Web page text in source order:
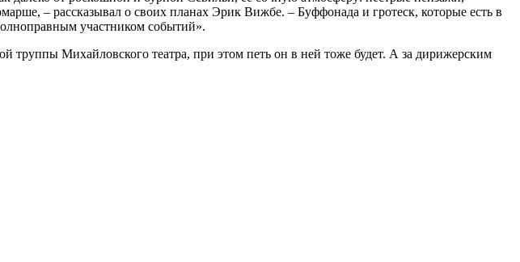
– рассказывал о своих планах Эрик Вижбе. – Буффонада и гротеск, которые есть в
участником событий».
труппы Михайловского театра, при этом петь он в ней тоже будет. А за дирижерским